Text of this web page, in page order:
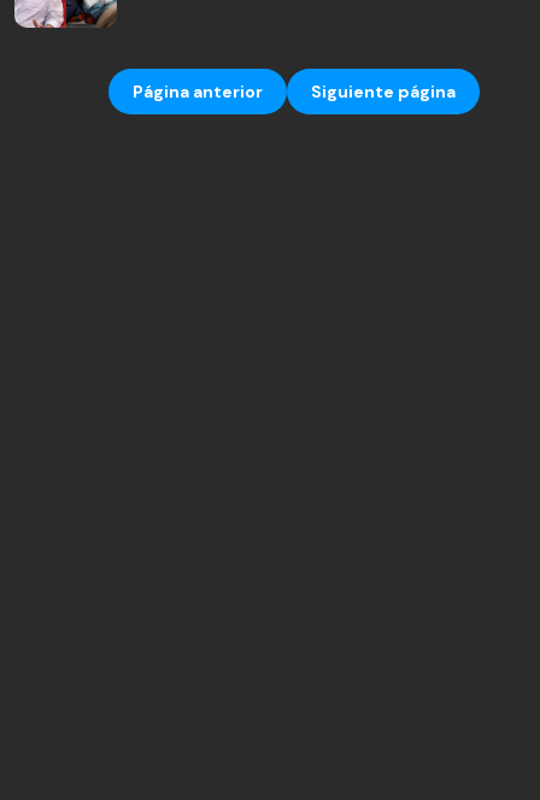
Página anterior Siguiente página